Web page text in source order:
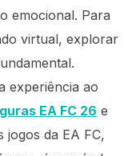
emocional. Para
virtual, explorar
experiência ao
EA FC 26 e
jogos da EA FC,